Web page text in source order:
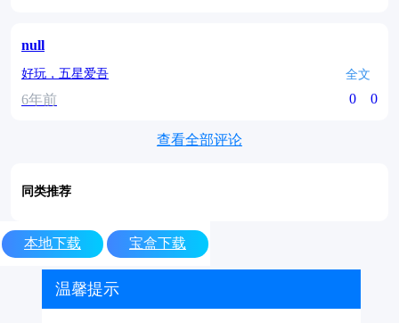
null
好玩，五星爱吾 全文
6年前 0 0
查看全部评论
同类推荐
本地下载 宝盒下载
温馨提示